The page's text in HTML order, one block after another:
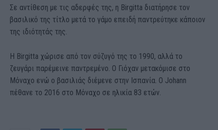
Σε αντίθεση με τις αδερφές της, η Birgitta διατήρησε τον
βασιλικό της τίτλο μετά το γάμο επειδή παντρεύτηκε κάποιον
της ιδιότητάς της.
Η Birgitta χώρισε από τον σύζυγό της το 1990, αλλά το
ζευγάρι παρέμεινε παντρεμένο. Ο Γιόχαν μετακόμισε στο
Μόναχο ενώ ο βασιλιάς διέμενε στην Ισπανία. Ο Johann
πέθανε το 2016 στο Μόναχο σε ηλικία 83 ετών.